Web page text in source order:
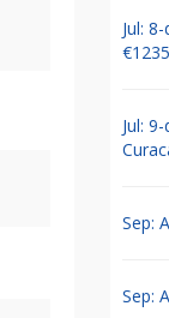
Jul:
€1235
Jul:
Sep:
Sep: